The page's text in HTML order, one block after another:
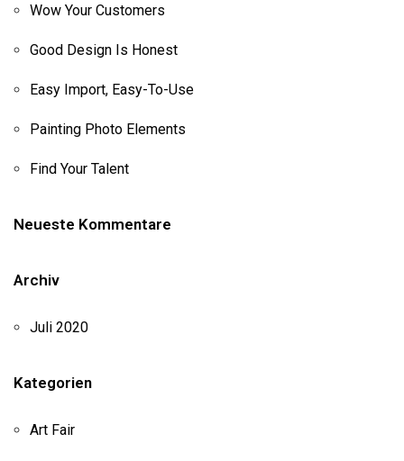
Wow Your Customers
Good Design Is Honest
Easy Import, Easy-To-Use
Painting Photo Elements
Find Your Talent
Neueste Kommentare
Archiv
Juli 2020
Kategorien
Art Fair